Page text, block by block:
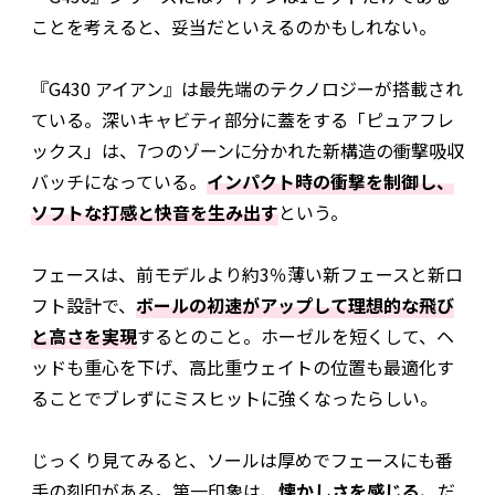
ことを考えると、妥当だといえるのかもしれない。
『G430 アイアン』は最先端のテクノロジーが搭載され
ている。深いキャビティ部分に蓋をする「ピュアフレ
ックス」は、7つのゾーンに分かれた新構造の衝撃吸収
バッチになっている。 インパクト時の衝撃を制御し、
ソフトな打感と快音を生み出すという。
フェースは、前モデルより約3％薄い新フェースと新ロ
フト設計で、 ボールの初速がアップして理想的な飛び
と高さを実現するとのこと。ホーゼルを短くして、ヘ
ッドも重心を下げ、高比重ウェイトの位置も最適化す
ることでブレずにミスヒットに強くなったらしい。
じっくり見てみると、ソールは厚めでフェースにも番